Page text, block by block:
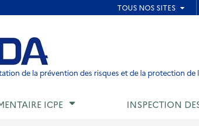
de page
de la prévention des risques et de la protection
ICPE INSPECTION